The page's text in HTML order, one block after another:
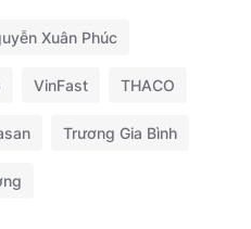
Xuân Phúc
VinFast THACO
Trương Gia Bình